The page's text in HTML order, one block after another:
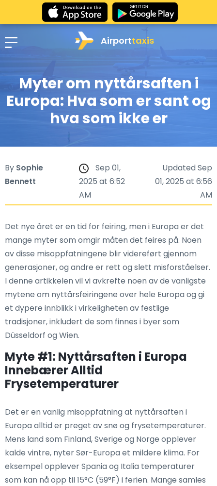
Airporttaxis
Myter om nyttårsaften i
Europa: Hva som er sant og
hva som ikke er
By Sophie
Bennett
Sep 01,
2025 at 6:52
AM
Updated Sep
01, 2025 at 6:56
AM
Det nye året er en tid for feiring, men i Europa er det
mange myter som omgir måten det feires på. Noen
av disse misoppfatningene blir videreført gjennom
generasjoner, og andre er rett og slett misforståelser.
I denne artikkelen vil vi avkrefte noen av de vanligste
mytene om nyttårsfeiringene over hele Europa og gi
et dypere innblikk i virkeligheten av festlige
tradisjoner, inkludert de som finnes i byer som
Düsseldorf og Wien.
Myte #1: Nyttårsaften i Europa
Innebærer Alltid
Frysetemperaturer
Det er en vanlig misoppfatning at nyttårsaften i
Europa alltid er preget av snø og frysetemperaturer.
Mens land som Finland, Sverige og Norge opplever
kalde vintre, nyter Sør-Europa et mildere klima. For
eksempel opplever Spania og Italia temperaturer
som kan nå opp til 15°C (59°F) i ferien. Mange samles